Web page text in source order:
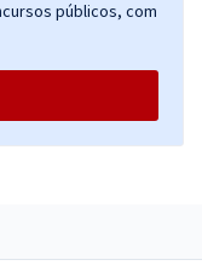
públicos, com